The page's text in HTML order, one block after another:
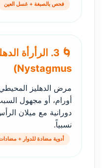
فحص بالصبغة + غسل العين
Nystagmus)
مرض الدهليز المحيطي
أورام، أو مجهول
دورانية مع ميلان
نسبياً.
أدوية مضادة للدوار +